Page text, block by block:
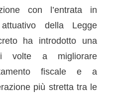
con l’entrata in
della Legge
ha introdotto una
volte a migliorare
fiscale e a
più stretta tra le